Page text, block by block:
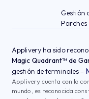
Gestión
Parches
Applivery ha sido
Magic Quadrant™ de
gestión de terminales –
Applivery cuenta con la
mundo, es reconocida